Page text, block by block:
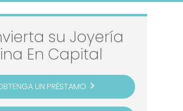
su Joyería
En Capital
UN PRÉSTAMO navigate_next